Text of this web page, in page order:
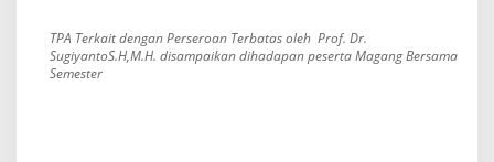
TPA Terkait dengan Perseroan Terbatas oleh Prof. Dr.
SugiyantoS.H,M.H. disampaikan dihadapan peserta Magang Bersama
Semester